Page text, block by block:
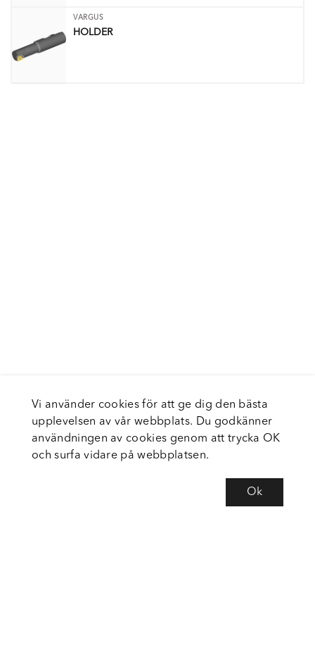
VARGUS
HOLDER
Vi använder cookies för att ge dig den bästa
upplevelsen av vår webbplats. Du godkänner
användningen av cookies genom att trycka OK
och surfa vidare på webbplatsen.
Ok